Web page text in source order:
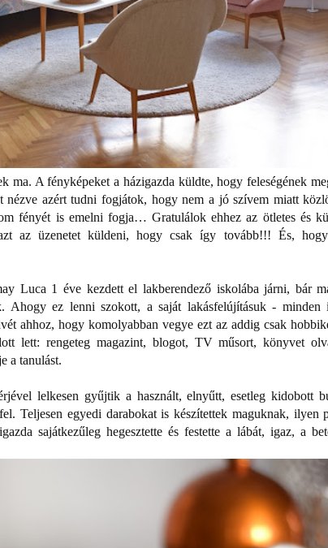
ma. A fényképeket a házigazda küldte, hogy feleségének
nézve azért tudni fogjátok, hogy nem a jó szívem miatt
fényét is emelni fogja… Gratulálok ehhez az ötletes és
az üzenetet küldeni, hogy csak így tovább!!! És,
Luca 1 éve kezdett el lakberendező iskolába járni, bár
Ahogy ez lenni szokott, a saját lakásfelújításuk - minden
ahhoz, hogy komolyabban vegye ezt az addig csak
lett: rengeteg magazint, blogot, TV műsort, könyvet
a tanulást.
lelkesen gyűjtik a használt, elnyűtt, esetleg kidobott
Teljesen egyedi darabokat is készítettek maguknak, ilyen
sajátkezűleg hegesztette és festette a lábát, igaz, a